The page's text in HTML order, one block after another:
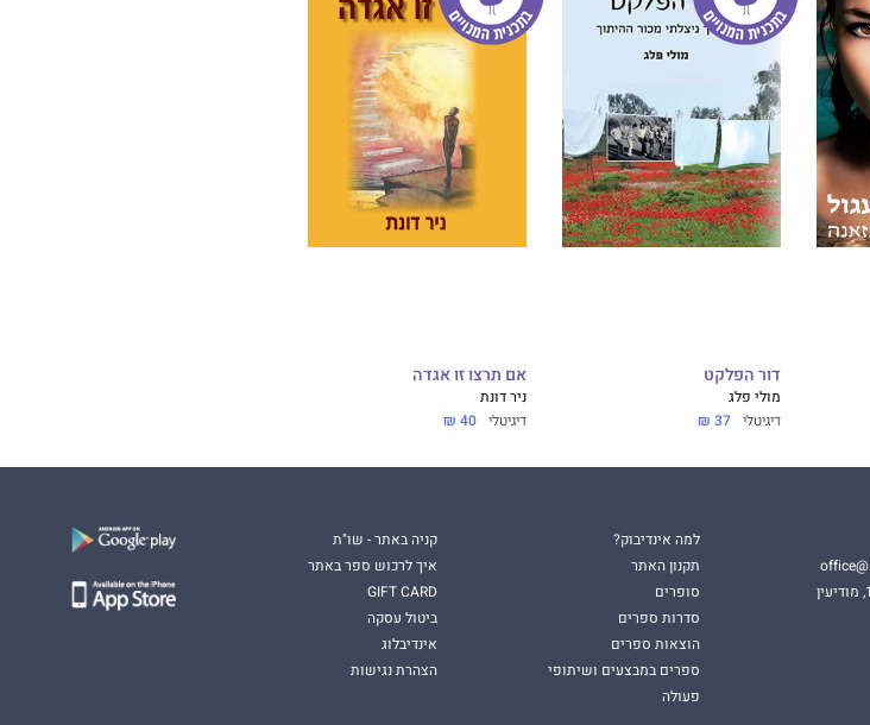
דור הפלקט
מולי פלג
דיגיטלי 37 ₪
אם תרצו זו אגדה
ניר דונת
דיגיטלי 40 ₪
למה אינדיבוק?
תקנון האתר
סופרים
סדרות ספרים
הוצאות ספרים
ספרים במבצעים ושיתופי
פעולה
קניה באתר - שו"ת
איך לרכוש ספר באתר
GIFT CARD
ביטול עסקה
אינדיבלוג
הצהרת נגישות